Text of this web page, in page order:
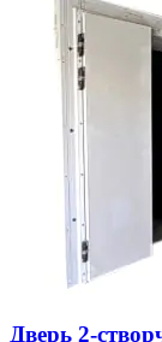
Дверь 2-